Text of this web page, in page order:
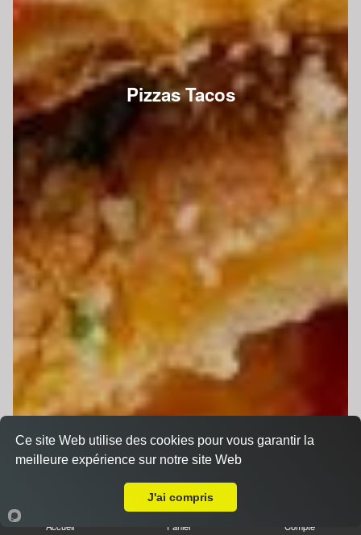
Pizzas Tacos
Accueil Panier Compte
Ce site Web utilise des cookies pour vous garantir la
meilleure expérience sur notre site Web
J'ai compris